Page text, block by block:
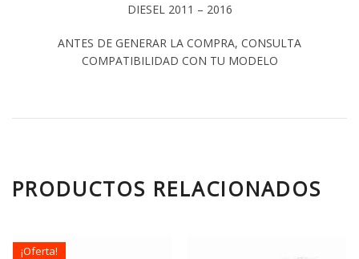
DIESEL 2011 – 2016
ANTES DE GENERAR LA COMPRA, CONSULTA
COMPATIBILIDAD CON TU MODELO
PRODUCTOS RELACIONADOS
¡Oferta!